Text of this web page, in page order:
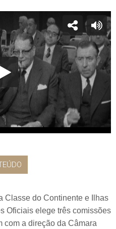
Classe do Continente e Ilhas
Oficiais elege três comissões
com a direção da Câmara